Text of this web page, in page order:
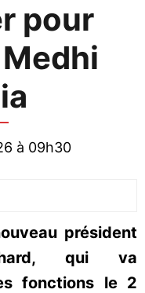
pour
à 09h30
président
qui va
fonctions le 2